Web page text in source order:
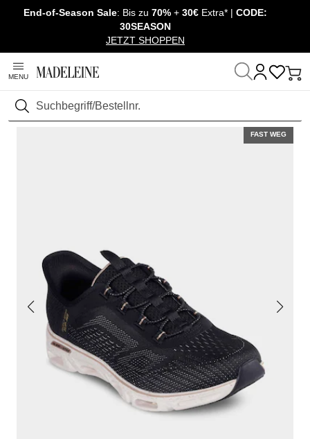
Überspringe Navigation, direkt zum Content
End-of-Season Sale: Bis zu 70% + 30€ Extra* | CODE:
30SEASON
JETZT SHOPPEN
MENU
Suchen
Startseite Schuhe & Accessoires
FAST WEG